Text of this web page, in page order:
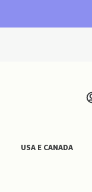
USA E CANADA